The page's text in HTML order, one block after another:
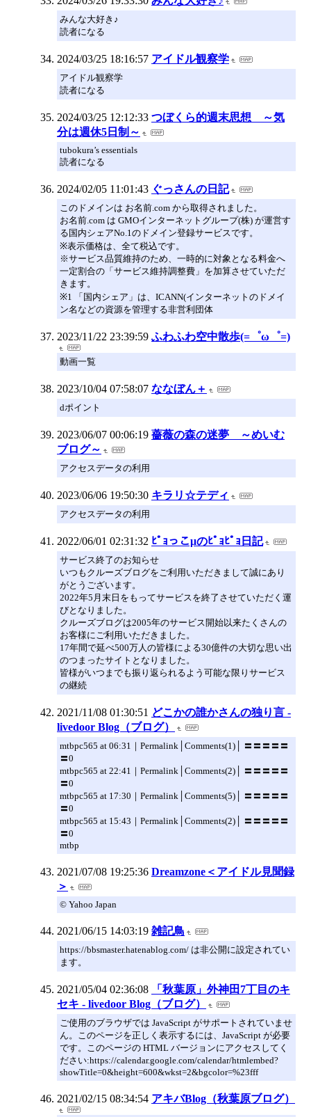
みんな大好き♪
読者になる
2024/03/25 18:16:57 アイドル観察学
アイドル観察学
読者になる
2024/03/25 12:12:33 つぼくら的週末思想 ～気
分は週休5日制～
tubokura’s essentials
読者になる
2024/02/05 11:01:43 ぐっさんの日記
このドメインは お名前.com から取得されました。
お名前.com は GMOインターネットグループ(株) が運営す
る国内シェアNo.1のドメイン登録サービスです。
※表示価格は、全て税込です。
※サービス品質維持のため、一時的に対象となる料金へ
一定割合の「サービス維持調整費」を加算させていただ
きます。
※1 「国内シェア」は、ICANN(インターネットのドメイ
ン名などの資源を管理する非営利団体
2023/11/22 23:39:59 ふわふわ空中散歩(=゜ω゜=)
動画一覧
2023/10/04 07:58:07 ななぼん＋
dポイント
2023/06/07 00:06:19 薔薇の森の迷夢 ～めいむ
ブログ～
アクセスデータの利用
2023/06/06 19:50:30 キラリ☆テディ
アクセスデータの利用
2022/06/01 02:31:32 ﾋﾟｮっこμのﾋﾟｮﾋﾟｮ日記
サービス終了のお知らせ
いつもクルーズブログをご利用いただきまして誠にあり
がとうございます。
2022年5月末日をもってサービスを終了させていただく運
びとなりました。
クルーズブログは2005年のサービス開始以来たくさんの
お客様にご利用いただきました。
17年間で延べ500万人の皆様による30億件の大切な思い出
のつまったサイトとなりました。
皆様がいつまでも振り返られるよう可能な限りサービス
の継続
2021/11/08 01:30:51 どこかの誰かさんの独り言 -
livedoor Blog（ブログ）
mtbpc565 at 06:31｜Permalink│Comments(1)│ 〓〓〓〓〓
〓0
mtbpc565 at 22:41｜Permalink│Comments(2)│ 〓〓〓〓〓
〓0
mtbpc565 at 17:30｜Permalink│Comments(5)│ 〓〓〓〓〓
〓0
mtbpc565 at 15:43｜Permalink│Comments(2)│ 〓〓〓〓〓
〓0
mtbp
2021/07/08 19:25:36 Dreamzone＜アイドル見聞録
＞
© Yahoo Japan
2021/06/15 14:03:19 雑記鳥
https://bbsmaster.hatenablog.com/ は非公開に設定されてい
ます。
2021/05/04 02:36:08
「秋葉原」外神田7丁目のキ
セキ - livedoor Blog（ブログ）
ご使用のブラウザでは JavaScript がサポートされていませ
ん。このページを正しく表示するには、JavaScript が必要
です。このページの HTML バージョンにアクセスしてく
ださい:https://calendar.google.com/calendar/htmlembed?
showTitle=0&height=600&wkst=2&bgcolor=%23fff
2021/02/15 08:34:54 アキバBlog（秋葉原ブログ）